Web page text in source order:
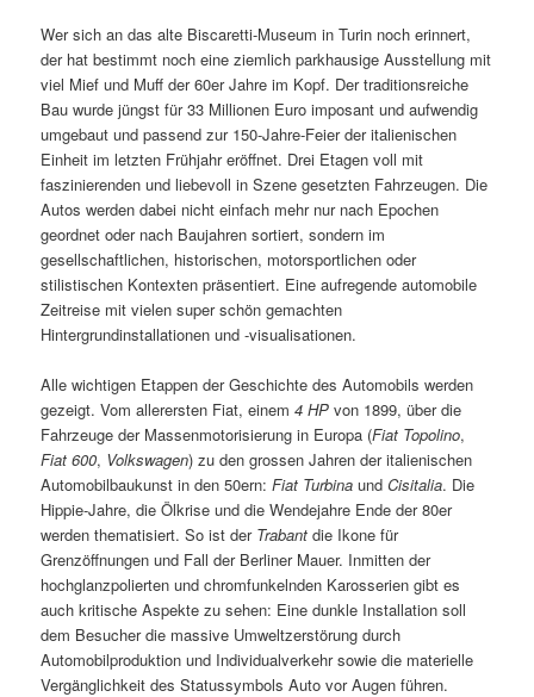
Wer sich an das alte Biscaretti-Museum in Turin noch erinnert,
der hat bestimmt noch eine ziemlich parkhausige Ausstellung mit
viel Mief und Muff der 60er Jahre im Kopf. Der traditionsreiche
Bau wurde jüngst für 33 Millionen Euro imposant und aufwendig
umgebaut und passend zur 150-Jahre-Feier der italienischen
Einheit im letzten Frühjahr eröffnet. Drei Etagen voll mit
faszinierenden und liebevoll in Szene gesetzten Fahrzeugen. Die
Autos werden dabei nicht einfach mehr nur nach Epochen
geordnet oder nach Baujahren sortiert, sondern im
gesellschaftlichen, historischen, motorsportlichen oder
stilistischen Kontexten präsentiert. Eine aufregende automobile
Zeitreise mit vielen super schön gemachten
Hintergrundinstallationen und -visualisationen.
Alle wichtigen Etappen der Geschichte des Automobils werden
gezeigt. Vom allerersten Fiat, einem4 HP von 1899, über die
Fahrzeuge der Massenmotorisierung in Europa (Fiat Topolino,
Fiat 600, Volkswagen) zu den grossen Jahren der italienischen
Automobilbaukunst in den 50ern:Fiat Turbina undCisitalia. Die
Hippie-Jahre, die Ölkrise und die Wendejahre Ende der 80er
werden thematisiert. So ist der Trabant die Ikone für
Grenzöffnungen und Fall der Berliner Mauer. Inmitten der
hochglanzpolierten und chromfunkelnden Karosserien gibt es
auch kritische Aspekte zu sehen: Eine dunkle Installation soll
dem Besucher die massive Umweltzerstörung durch
Automobilproduktion und Individualverkehr sowie die materielle
Vergänglichkeit des Statussymbols Auto vor Augen führen.